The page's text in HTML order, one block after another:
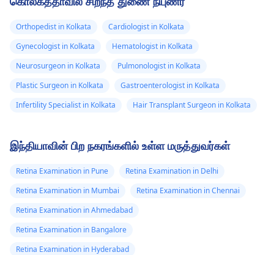
உள்ளது, மேலும்
ஸ்க்லெரா வீங்கி
உள்ளது. என்
விசித்திரமாக
நகர்ந்தது. கையால்
கண்ணைத்
இதழ்களை
அவனுடைய
இன்னொரு
கண்ணும்
சிவந்திருந்தது.
என்ன
மருத்துவர்நிலைமை
மோசமடைவதற்கு முன்பு
உடனடியாக நீங்கள் தகுந்த
சிகிச்சையைப் பெறலாம்.
நோய் சரியான நேரத்தில்
சிகிச்சையளிக்கப்படாவிட்டால்,
கடுமையான சிக்கல்கள்
ஏற்படலாம்.
தெரியப்படுத்தவும்.
சரியானதா என்று நீங்கள்
சிகிச்சை நிபுணர்
அறுவை சிகிச்சை செய்ய
முடிவெடுப்பதற்கு முன்,
என்ன மாறிவிட்டது
என்பதை அறிய உங்கள்
பரிசோதிக்க வேண்டும்.
Orthopedist in Kolkata
Cardiologist in Kolkata
Gynecologist in Kolkata
Hematologist in Kolkata
Neurosurgeon in Kolkata
Pulmonologist in Kolkata
Plastic Surgeon in Kolkata
Gastroenterologist in Kolkata
Infertility Specialist in Kolkata
Hair Transplant Surgeon in Kolkata
இந்தியாவின் பிற நகரங்களில் உள்ள மருத்துவர்கள்
Retina Examination in Pune
Retina Examination in Delhi
Retina Examination in Mumbai
Retina Examination in Chennai
Retina Examination in Ahmedabad
Retina Examination in Bangalore
Retina Examination in Hyderabad